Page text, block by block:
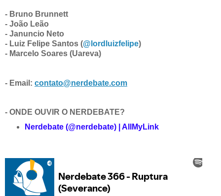
- Bruno Brunnett
- João Leão
- Januncio Neto
- Luiz Felipe Santos (@lordluizfelipe)
- Marcelo Soares (Uareva)
- Email: contato@nerdebate.com
- ONDE OUVIR O NERDEBATE?
Nerdebate (@nerdebate) | AllMyLink